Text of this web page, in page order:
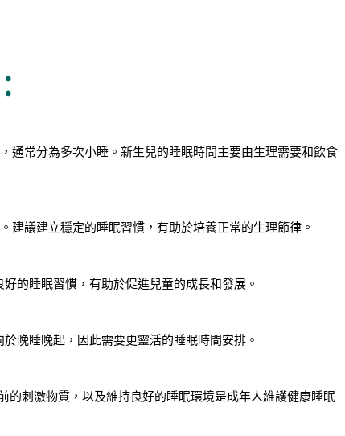
通常分為多次小睡。新生兒的睡眠時間主要由生理需要和飲食
議建立穩定的睡眠習慣，有助於培養正常的生理節律。
的睡眠習慣，有助於促進兒童的成長和發展。
晚睡晚起，因此需要更靈活的睡眠時間安排。
刺激物質，以及維持良好的睡眠環境是成年人維護健康睡眠